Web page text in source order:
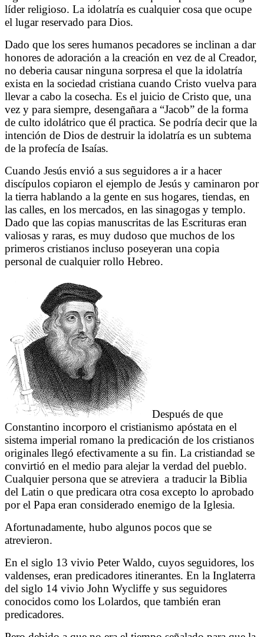
líder religioso. La idolatría es cualquier cosa que ocupe
el lugar reservado para Dios.
Dado que los seres humanos pecadores se inclinan a dar
honores de adoración a la creación en vez de al Creador,
no deberia causar ninguna sorpresa el que la idolatría
exista en la sociedad cristiana cuando Cristo vuelva para
llevar a cabo la cosecha. Es el juicio de Cristo que, una
vez y para siempre, desengañara a “Jacob” de la forma
de culto idolátrico que él practica. Se podría decir que la
intención de Dios de destruir la idolatría es un subtema
de la profecía de Isaías.
Cuando Jesús envió a sus seguidores a ir a hacer
discípulos copiaron el ejemplo de Jesús y caminaron por
la tierra hablando a la gente en sus hogares, tiendas, en
las calles, en los mercados, en las sinagogas y templo.
Dado que las copias manuscritas de las Escrituras eran
valiosas y raras, es muy dudoso que muchos de los
primeros cristianos incluso poseyeran una copia
personal de cualquier rollo Hebreo.
Después de que
Constantino incorporo el cristianismo apóstata en el
sistema imperial romano la predicación de los cristianos
originales llegó efectivamente a su fin. La cristiandad se
convirtió en el medio para alejar la verdad del pueblo.
Cualquier persona que se atreviera a traducir la Biblia
del Latin o que predicara otra cosa excepto lo aprobado
por el Papa eran considerado enemigo de la Iglesia.
Afortunadamente, hubo algunos pocos que se
atrevieron.
En el siglo 13 vivio Peter Waldo, cuyos seguidores, los
valdenses, eran predicadores itinerantes. En la Inglaterra
del siglo 14 vivio John Wycliffe y sus seguidores
conocidos como los Lolardos, que también eran
predicadores.